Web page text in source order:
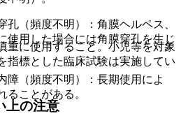
重に使用すること。小児等を対象
指標とした臨床試験は実施してい
上の注意
（頻度不明）：角膜ヘルペス、
使用した場合には角膜穿孔を生じ
（頻度不明）：長期使用によ
ることがある。